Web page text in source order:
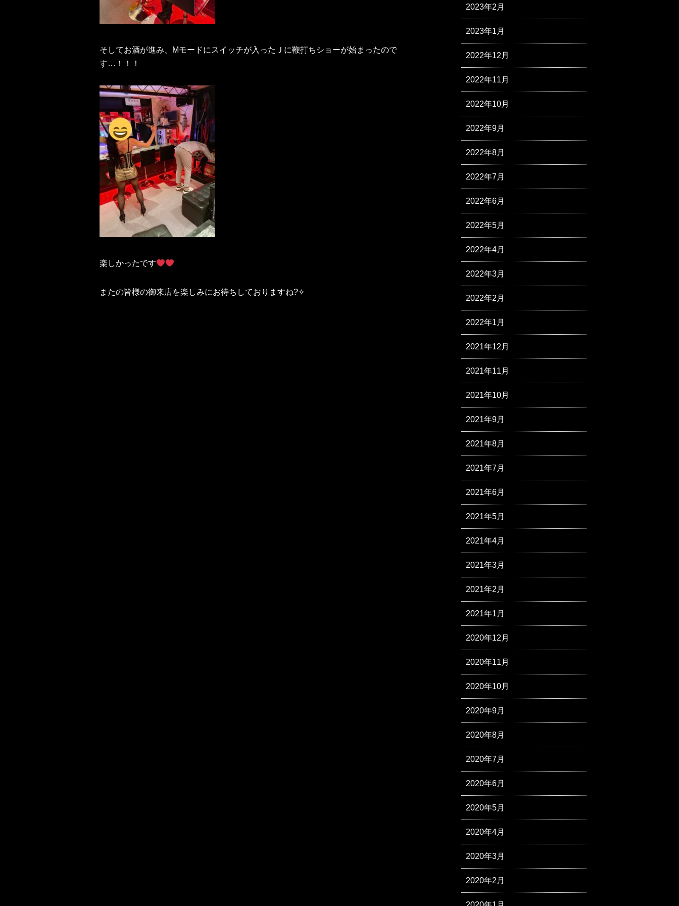
そしてお酒が進み、Mモードにスイッチが入ったＪに鞭打ちショーが始まったので
す…！！！
楽しかったです
またの皆様の御来店を楽しみにお待ちしておりますね?✧︎
2023年2月
2023年1月
2022年12月
2022年11月
2022年10月
2022年9月
2022年8月
2022年7月
2022年6月
2022年5月
2022年4月
2022年3月
2022年2月
2022年1月
2021年12月
2021年11月
2021年10月
2021年9月
2021年8月
2021年7月
2021年6月
2021年5月
2021年4月
2021年3月
2021年2月
2021年1月
2020年12月
2020年11月
2020年10月
2020年9月
2020年8月
2020年7月
2020年6月
2020年5月
2020年4月
2020年3月
2020年2月